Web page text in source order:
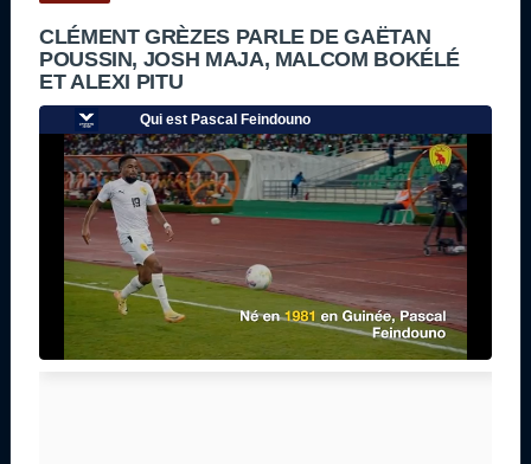
CLÉMENT GRÈZES PARLE DE GAËTAN
POUSSIN, JOSH MAJA, MALCOM BOKÉLÉ
ET ALEXI PITU